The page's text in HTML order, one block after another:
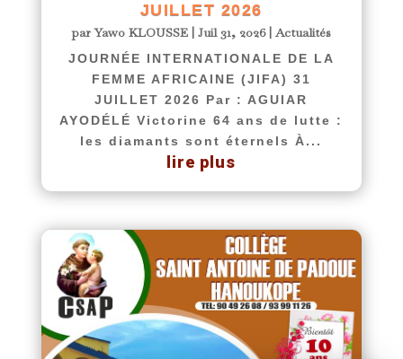
JUILLET 2026
parYawo KLOUSSE |Juil 31, 2026|Actualités
JOURNÉE INTERNATIONALE DE LA
FEMME AFRICAINE (JIFA) 31
JUILLET 2026 Par : AGUIAR
AYODÉLÉ Victorine 64 ans de lutte :
les diamants sont éternels À...
lire plus